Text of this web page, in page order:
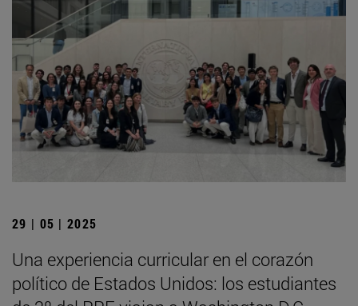
29 | 05 | 2025
Una experiencia curricular en el corazón
político de Estados Unidos: los estudiantes